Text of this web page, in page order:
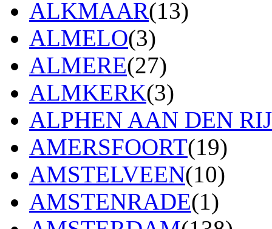
ALKMAAR(13)
ALMELO(3)
ALMERE(27)
ALMKERK(3)
ALPHEN AAN DEN
AMERSFOORT(19)
AMSTELVEEN(10)
AMSTENRADE(1)